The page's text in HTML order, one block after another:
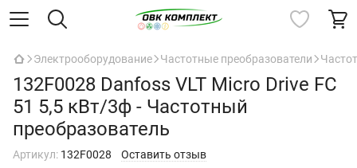
Электрооборудование Частотные преобразователи
132F0028 Danfoss VLT Micro Drive FC
51 5,5 кВт/3ф - Частотный
преобразователь
Артикул: 132F0028 Оставить отзыв